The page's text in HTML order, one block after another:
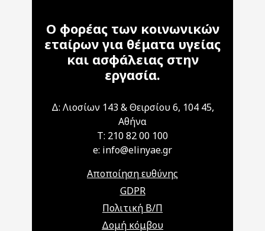
Ο φορέας των κοινωνικών
εταίρων για θέματα υγείας
και ασφάλειας στην
εργασία.
Δ: Λιοσίων 143 & Θειρσίου 6, 104 45,
Αθήνα
T: 210 82 00 100
e: info@elinyae.gr
Αποποίηση ευθύνης
GDPR
Πολιτική Β/Π
Δομή κόμβου